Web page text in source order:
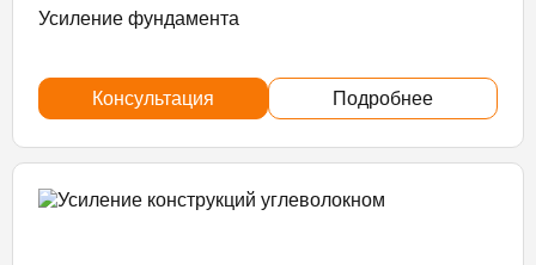
Усиление фундамента
Консультация Подробнее